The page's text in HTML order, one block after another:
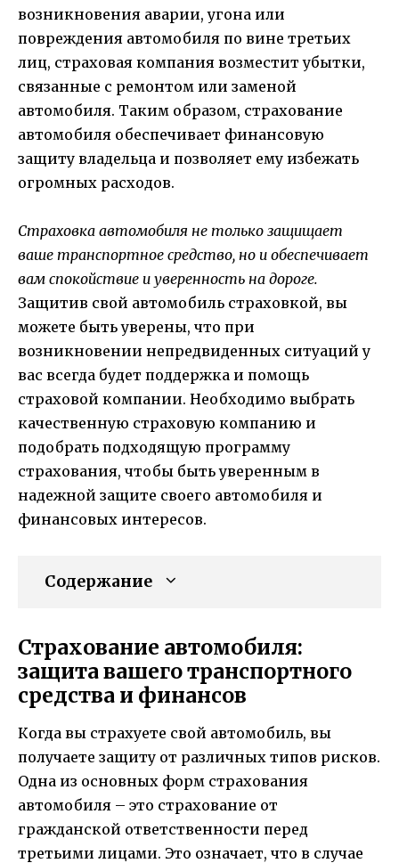
возникновения аварии, угона или
повреждения автомобиля по вине третьих
лиц, страховая компания возместит убытки,
связанные с ремонтом или заменой
автомобиля. Таким образом, страхование
автомобиля обеспечивает финансовую
защиту владельца и позволяет ему избежать
огромных расходов.
Страховка автомобиля не только защищает
ваше транспортное средство, но и обеспечивает
вам спокойствие и уверенность на дороге.
Защитив свой автомобиль страховкой, вы
можете быть уверены, что при
возникновении непредвиденных ситуаций у
вас всегда будет поддержка и помощь
страховой компании. Необходимо выбрать
качественную страховую компанию и
подобрать подходящую программу
страхования, чтобы быть уверенным в
надежной защите своего автомобиля и
финансовых интересов.
Содержание
Страхование автомобиля:
защита вашего транспортного
средства и финансов
Когда вы страхуете свой автомобиль, вы
получаете защиту от различных типов рисков.
Одна из основных форм страхования
автомобиля – это страхование от
гражданской ответственности перед
третьими лицами. Это означает, что в случае